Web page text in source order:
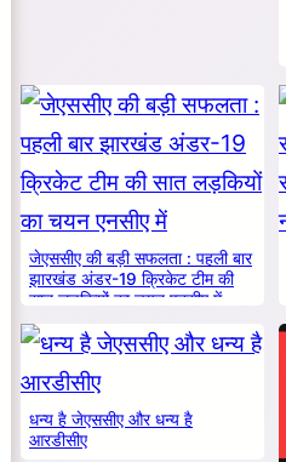
जेएससीए की बड़ी सफलता : पहली बार
झारखंड अंडर-19 क्रिकेट टीम की
सात लड़कियों का चयन एनसीए में
धन्य है जेएससीए और धन्य है
आरडीसीए